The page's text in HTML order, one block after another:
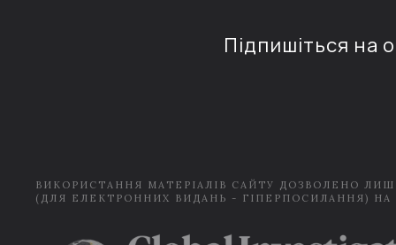
Підпишіться на
ВИКОРИСТАННЯ МАТЕРІАЛІВ САЙТУ ДОЗВОЛЕНО
(ДЛЯ ЕЛЕКТРОННИХ ВИДАНЬ - ГІПЕРПОСИЛАННЯ) НА